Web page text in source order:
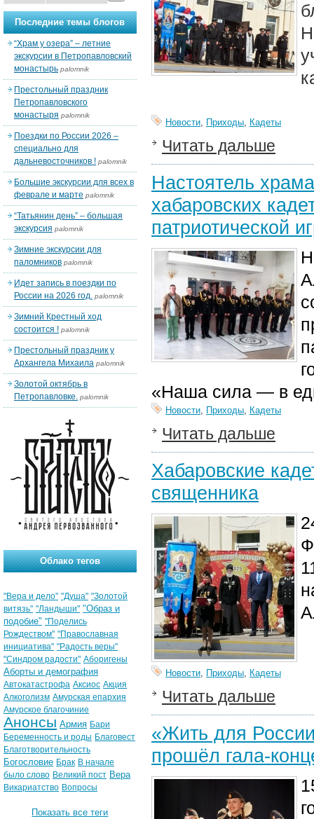
Новости, Приходы, Кадеты
Читать дальше
Настоятель
хабаровских
патриотической
«Наша сила — в
Новости, Приходы, Кадеты
Читать дальше
Хабаровские
священника
Новости, Приходы, Кадеты
Читать дальше
«Жить для
прошёл гала-
Последние темы блогов
“Храм у озера” – летние
экскурсии в Петропавловский
монастырь palomnik
Престольный праздник
Петропавловского
монастыря palomnik
Поездки по России 2026 –
специально для
дальневосточников ! palomnik
Большие экскурсии для всех в
феврале и марте palomnik
“Татьянин день” – большая
экскурсия palomnik
Зимние экскурсии для
паломников palomnik
Идет запись в поездки по
России на 2026 год. palomnik
Зимний Крестный ход
состоится ! palomnik
Престольный праздник у
Архангела Михаила palomnik
Золотой октябрь в
Петропавловке. palomnik
Облако тегов
"Вера и дело" "Душа" "Золотой
витязь" "Ландыши" "Образ и
подобие" "Поделись
Рождеством" "Православная
инициатива" "Радость веры"
"Синдром радости" Аборигены
Аборты и демография
Автокатастрофа Аксиос Акция
Алкоголизм Амурская епархия
Амурское благочиние
Анонсы Армия Бари
Беременность и роды Благовест
Благотворительность
Богословие Брак В начале
было слово Великий пост Вера
Викариатство Вопросы
Показать все теги